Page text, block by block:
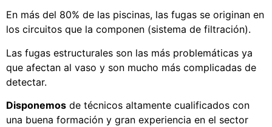
En más del 80% de las piscinas, las fugas se originan en
los circuitos que la componen (sistema de filtración).
Las fugas estructurales son las más problemáticas ya
que afectan al vaso y son mucho más complicadas de
detectar.
Disponemos de técnicos altamente cualificados con
una buena formación y gran experiencia en el sector